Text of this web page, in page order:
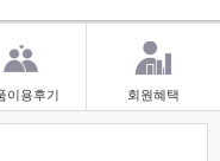
이용후기 회원혜택